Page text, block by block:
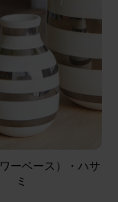
ーベース）・ハサ
ミ